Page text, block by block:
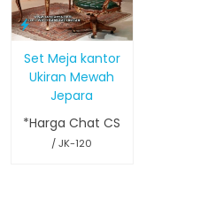
Set Meja kantor
Ukiran Mewah
Jepara
*Harga Chat CS
/ JK-120